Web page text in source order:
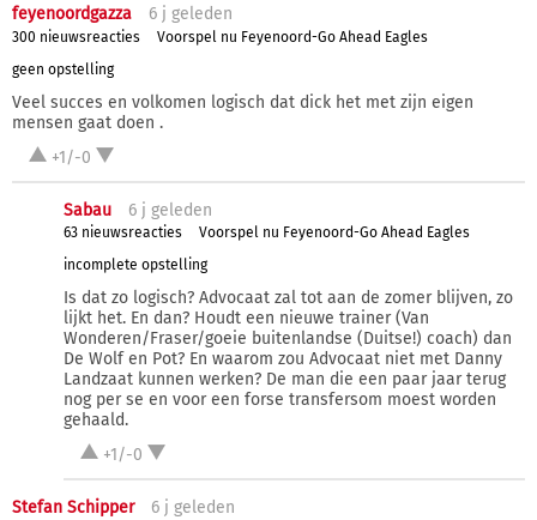
feyenoordgazza 6 j geleden
300 nieuwsreacties
Voorspel nu Feyenoord-Go Ahead Eagles
geen opstelling
Veel succes en volkomen logisch dat dick het met zijn eigen
mensen gaat doen .
+1/-0
Sabau 6 j geleden
63 nieuwsreacties
Voorspel nu Feyenoord-Go Ahead Eagles
incomplete opstelling
Is dat zo logisch? Advocaat zal tot aan de zomer blijven, zo
lijkt het. En dan? Houdt een nieuwe trainer (Van
Wonderen/Fraser/goeie buitenlandse (Duitse!) coach) dan
De Wolf en Pot? En waarom zou Advocaat niet met Danny
Landzaat kunnen werken? De man die een paar jaar terug
nog per se en voor een forse transfersom moest worden
gehaald.
+1/-0
Stefan Schipper 6 j geleden